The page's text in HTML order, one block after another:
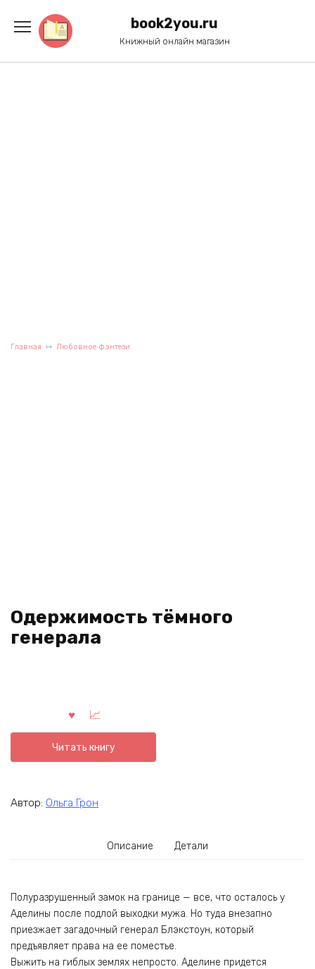
содержанию
book2you.ru
Книжный онлайн магазин
Главная Любовное фэнтези
Одержимость тёмного
генерала
Читать книгу
Автор: Ольга Грон
Описание Детали
Полуразрушенный замок на границе — все, что осталось у
Аделины после подлой выходки мужа. Но туда внезапно
приезжает загадочный генерал Блэкстоун, который
предъявляет права на ее поместье.
Выжить на гиблых землях непросто. Аделине придется